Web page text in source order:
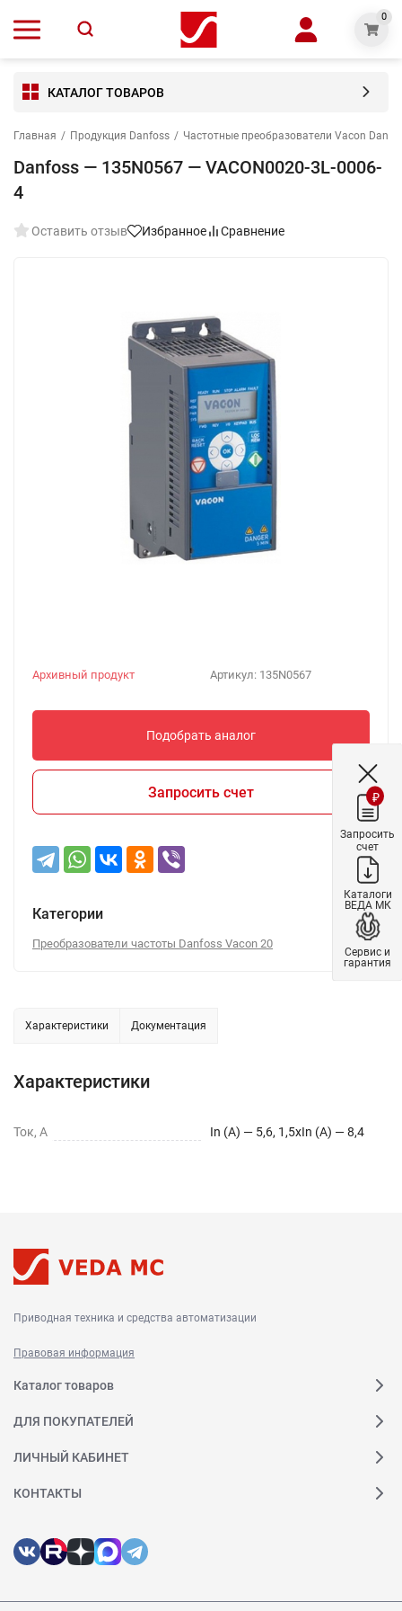
0
КАТАЛОГ ТОВАРОВ
Главная / Продукция Danfoss / Частотные преобразователи Vacon
Danfoss — 135N0567 — VACON0020-3L-0006-
4
Оставить отзыв Избранное Сравнение
Артикул: 135N0567
Архивный продукт
Подобрать аналог
Запросить счет
Категории
Преобразователи частоты Danfoss Vacon 20
Характеристики Документация
Характеристики
Ток, А In (A) — 5,6, 1,5xIn (A) — 8,4
Приводная техника и средства автоматизации
Правовая информация
Каталог товаров
ДЛЯ ПОКУПАТЕЛЕЙ
ЛИЧНЫЙ КАБИНЕТ
КОНТАКТЫ
₽
Запросить
счет
Каталоги
ВЕДА МК
Сервис и
гарантия